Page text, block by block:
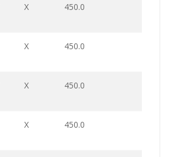
X 450.0
X 450.0
X 450.0
X 450.0